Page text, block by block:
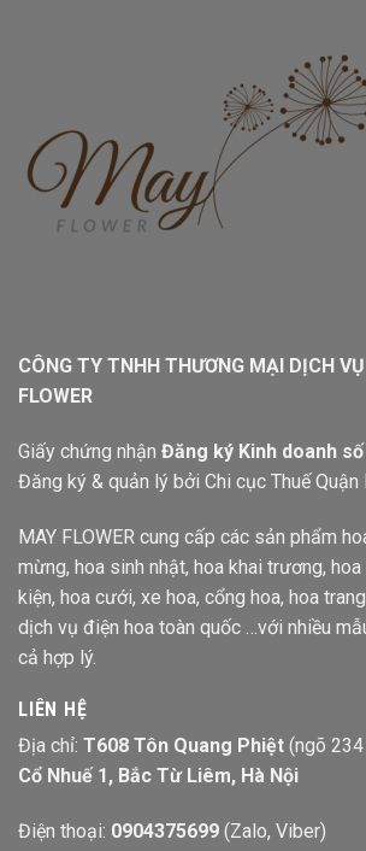
CÔNG TY TNHH THƯƠNG MẠI DỊCH
FLOWER
Giấy chứng nhận Đăng ký Kinh doanh
Đăng ký & quản lý bởi Chi cục Thuế Quận
MAY FLOWER cung cấp các sản phẩm
mừng, hoa sinh nhật, hoa khai trương,
kiện, hoa cưới, xe hoa, cổng hoa, hoa
dịch vụ điện hoa toàn quốc …với nhiều
cả hợp lý.
LIÊN HỆ
Địa chỉ: T608 Tôn Quang Phiệt (ngõ
Cổ Nhuế 1, Bắc Từ Liêm, Hà Nội
Điện thoại: 0904375699 (Zalo, Viber)